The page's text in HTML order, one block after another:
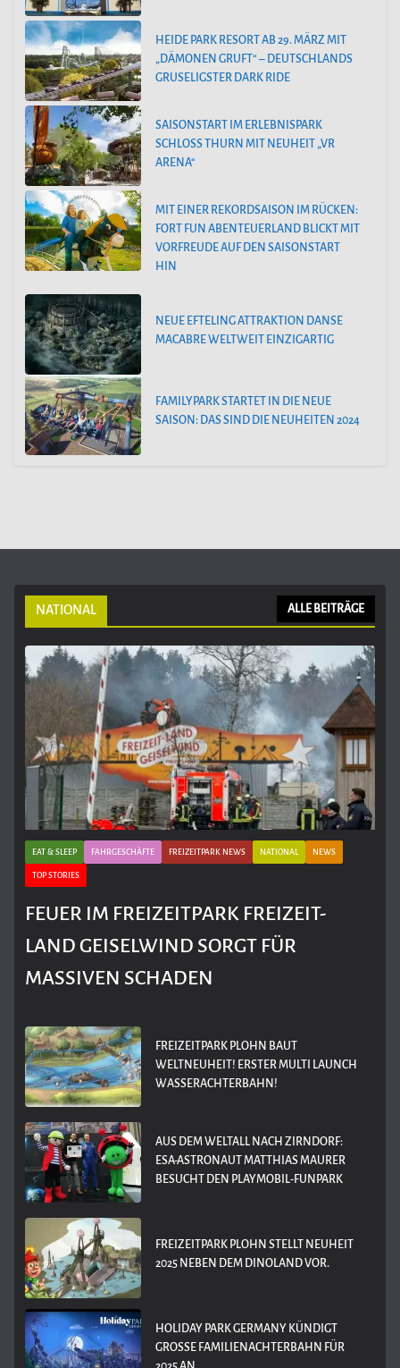
HEIDE PARK RESORT AB 29. MÄRZ MIT
„DÄMONEN GRUFT“ – DEUTSCHLANDS
GRUSELIGSTER DARK RIDE
SAISONSTART IM ERLEBNISPARK
SCHLOSS THURN MIT NEUHEIT „VR
ARENA“
MIT EINER REKORDSAISON IM RÜCKEN:
FORT FUN ABENTEUERLAND BLICKT MIT
VORFREUDE AUF DEN SAISONSTART
HIN
NEUE EFTELING ATTRAKTION DANSE
MACABRE WELTWEIT EINZIGARTIG
FAMILYPARK STARTET IN DIE NEUE
SAISON: DAS SIND DIE NEUHEITEN 2024
NATIONAL ALLE BEITRÄGE
EAT & SLEEP FAHRGESCHÄFTE FREIZEITPARK NEWS NATIONAL NEWS
TOP STORIES
FEUER IM FREIZEITPARK FREIZEIT-
LAND GEISELWIND SORGT FÜR
MASSIVEN SCHADEN
FREIZEITPARK PLOHN BAUT
WELTNEUHEIT! ERSTER MULTI LAUNCH
WASSERACHTERBAHN!
AUS DEM WELTALL NACH ZIRNDORF:
ESA-ASTRONAUT MATTHIAS MAURER
BESUCHT DEN PLAYMOBIL-FUNPARK
FREIZEITPARK PLOHN STELLT NEUHEIT
2025 NEBEN DEM DINOLAND VOR.
HOLIDAY PARK GERMANY KÜNDIGT
GROSSE FAMILIENACHTERBAHN FÜR 2